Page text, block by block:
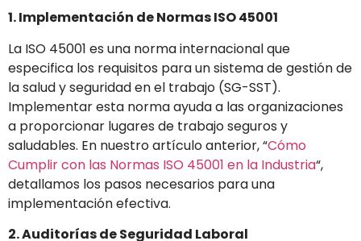
1. Implementación de Normas ISO 45001
La ISO 45001 es una norma internacional que
especifica los requisitos para un sistema de gestión de
la salud y seguridad en el trabajo (SG-SST).
Implementar esta norma ayuda a las organizaciones
a proporcionar lugares de trabajo seguros y
saludables. En nuestro artículo anterior, “Cómo
Cumplir con las Normas ISO 45001 en la Industria“,
detallamos los pasos necesarios para una
implementación efectiva.
2. Auditorías de Seguridad Laboral